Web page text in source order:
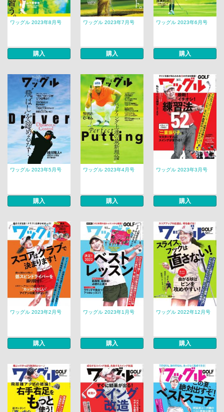
ワッグル 2023年8月号
購入
ワッグル 2023年7月号
購入
ワッグル 2023年6月号
購入
ワッグル 2023年5月号
購入
ワッグル 2023年4月号
購入
ワッグル 2023年3月号
購入
ワッグル 2023年2月号
購入
ワッグル 2023年1月号
購入
ワッグル 2022年12月号
購入